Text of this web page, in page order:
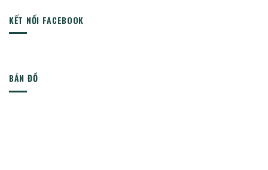
KẾT NỐI FACEBOOK
BẢN ĐỒ